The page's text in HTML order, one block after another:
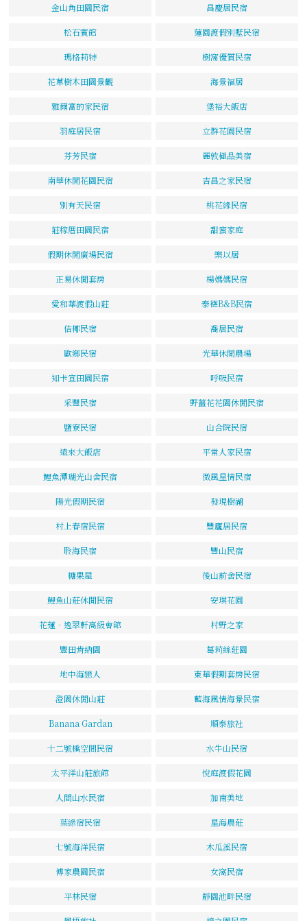
金山角田園民宿 昌慶居民宿
松石賓館 蓮園渡假別墅民宿
瑪格莉特 樹窩優質民宿
花草樹木田園景觀 海景福居
雅爾富的家民宿 堡裕大飯店
羽庭居民宿 立群花園民宿
芬芳民宿 麗敦極品美宿
南華休閒花園民宿 吉昌之家民宿
別有天民宿 桃花緣民宿
莊稼厝田園民宿 甜蜜家庭
假期休閒廣場民宿 樂以居
正易休閒套房 楊媽媽民宿
愛和華渡假山莊 泰德B&B民宿
佶椰民宿 喬居民宿
歐鄉民宿 光華休閒農場
知卡宣田園民宿 呼吸民宿
采豐民宿 野薑花花園休閒民宿
鹽寮民宿 山合院民宿
遠來大飯店 平常人家民宿
鯉魚潭瑚光山舍民宿 微風星情民宿
陽光假期民宿 發現樹湖
村上春宿民宿 豐廬居民宿
聆海民宿 豐山民宿
糖果屋 後山前舍民宿
鯉魚山莊休閒民宿 安琪花園
花蓮‧逸翠軒高級會館 村野之家
豐田肯納園 葛莉絲莊園
地中海戀人 東華假期套房民宿
澄園休閒山莊 藍海風情海景民宿
Banana Gardan 順泰旅社
十二號橋空間民宿 水牛山民宿
太平洋山莊旅館 悅庭渡假花園
人間山水民宿 加南美地
葉綠宿民宿 星海農莊
七號海洋民宿 木瓜溪民宿
傅家農園民宿 女窩民宿
平林民宿 靜園池畔民宿